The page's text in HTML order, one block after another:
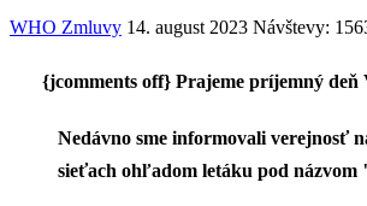
WHO Zmluvy 14. august 2023 Návštevy:
{jcomments off} Prajeme príjemný deň
Nedávno sme informovali verejnosť
sieťach ohľadom letáku pod názvom